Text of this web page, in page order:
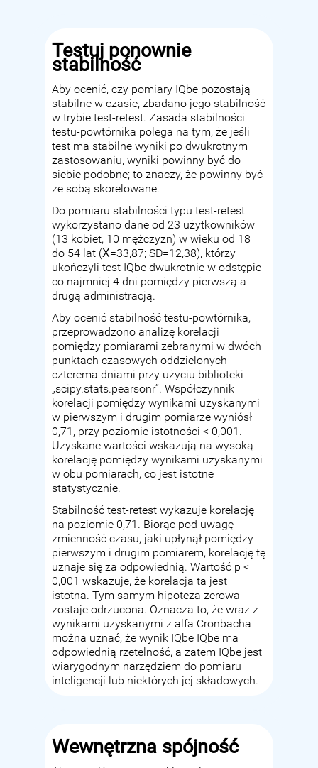
Testuj ponownie
stabilność
Aby ocenić, czy pomiary IQbe pozostają
stabilne w czasie, zbadano jego stabilność
w trybie test-retest. Zasada stabilności
testu-powtórnika polega na tym, że jeśli
test ma stabilne wyniki po dwukrotnym
zastosowaniu, wyniki powinny być do
siebie podobne; to znaczy, że powinny być
ze sobą skorelowane.
Do pomiaru stabilności typu test-retest
wykorzystano dane od 23 użytkowników
(13 kobiet, 10 mężczyzn) w wieku od 18
do 54 lat (X̅=33,87; SD=12,38), którzy
ukończyli test IQbe dwukrotnie w odstępie
co najmniej 4 dni pomiędzy pierwszą a
drugą administracją.
Aby ocenić stabilność testu-powtórnika,
przeprowadzono analizę korelacji
pomiędzy pomiarami zebranymi w dwóch
punktach czasowych oddzielonych
czterema dniami przy użyciu biblioteki
„scipy.stats.pearsonr”. Współczynnik
korelacji pomiędzy wynikami uzyskanymi
w pierwszym i drugim pomiarze wyniósł
0,71, przy poziomie istotności < 0,001.
Uzyskane wartości wskazują na wysoką
korelację pomiędzy wynikami uzyskanymi
w obu pomiarach, co jest istotne
statystycznie.
Stabilność test-retest wykazuje korelację
na poziomie 0,71. Biorąc pod uwagę
zmienność czasu, jaki upłynął pomiędzy
pierwszym i drugim pomiarem, korelację tę
uznaje się za odpowiednią. Wartość p <
0,001 wskazuje, że korelacja ta jest
istotna. Tym samym hipoteza zerowa
zostaje odrzucona. Oznacza to, że wraz z
wynikami uzyskanymi z alfa Cronbacha
można uznać, że wynik IQbe IQbe ma
odpowiednią rzetelność, a zatem IQbe jest
wiarygodnym narzędziem do pomiaru
inteligencji lub niektórych jej składowych.
Wewnętrzna spójność